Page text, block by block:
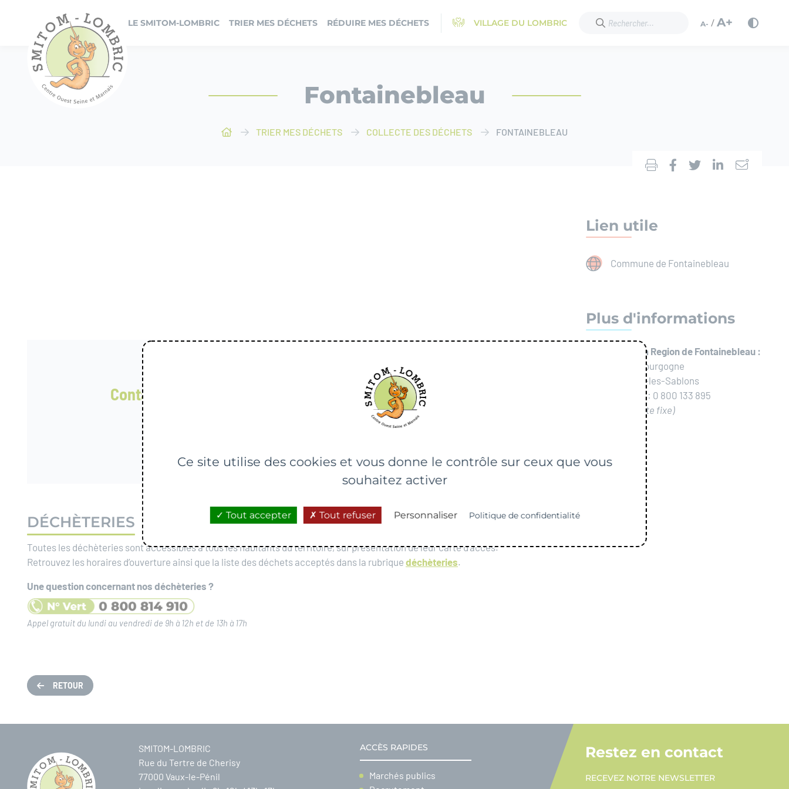
LE SMITOM-LOMBRIC TRIER MES DÉCHETS RÉDUIRE MES DÉCHETS VILLAGE DU LOMBRIC A- /A+
Fontainebleau
TRIER MES DÉCHETS COLLECTE DES DÉCHETS FONTAINEBLEAU
Pour la collecte et la maintenance de vos bacs
Contactez le SMICTOM de la Région de Fontainebleau :
DÉCHÈTERIES
Toutes les déchèteries sont accessibles à tous les habitants du territoire, sur présentation de leur carte d’accès.
Retrouvez les horaires d’ouverture ainsi que la liste des déchets acceptés dans la rubrique déchèteries.
Une question concernant nos déchèteries ?
Appel gratuit du lundi au vendredi de 9h à 12h et de 13h à 17h
RETOUR
Lien utile
Commune de Fontainebleau
Plus d'informations
SMICTOM de la Region de Fontainebleau :
56 Route de Bourgogne
77250 Veneux-les-Sablons
N° Vert gratuit : 0 800 133 895
(depuis un poste fixe)
SMITOM-LOMBRIC
Rue du Tertre de Cherisy
77000 Vaux-le-Pénil
ACCÈS RAPIDES
Marchés publics
Restez en contact
RECEVEZ NOTRE NEWSLETTER
Ce site utilise des cookies et vous donne le contrôle sur ceux que vous
souhaitez activer
Tout accepter Tout refuser Personnaliser Politique de confidentialité